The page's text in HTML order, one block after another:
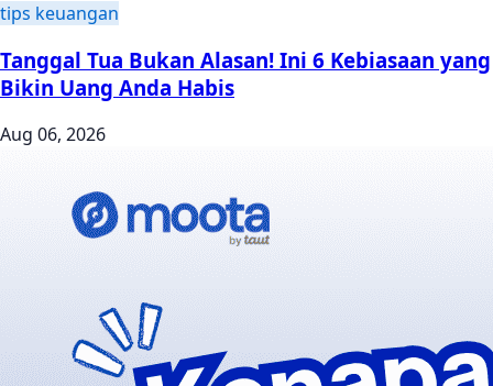
tips keuangan
Tanggal Tua Bukan Alasan! Ini 6 Kebiasaan yang
Bikin Uang Anda Habis
Aug 06, 2026